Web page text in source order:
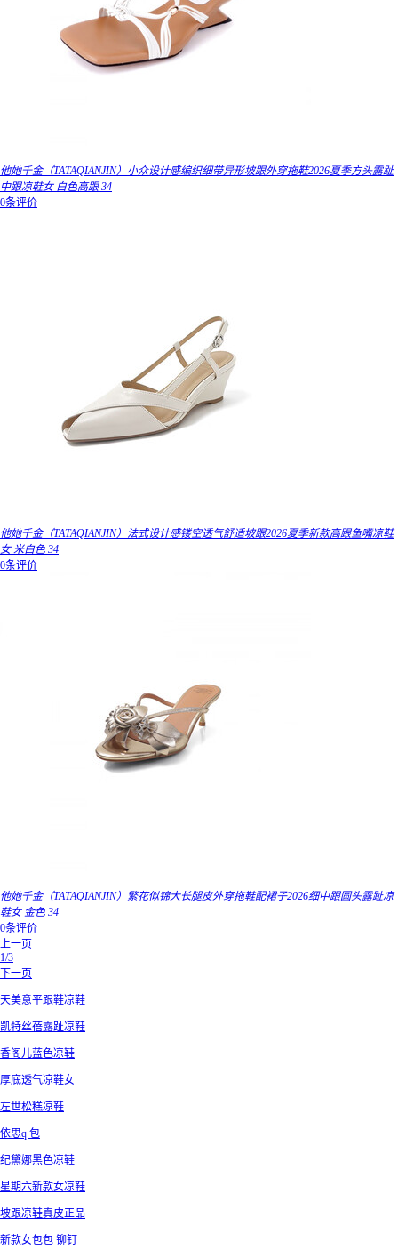
他她千金（TATAQIANJIN）小众设计感编织细带异形坡跟外穿拖鞋2026夏季方头露趾
中跟凉鞋女 白色高跟 34
0条评价
他她千金（TATAQIANJIN）法式设计感镂空透气舒适坡跟2026夏季新款高跟鱼嘴凉鞋
女 米白色 34
0条评价
他她千金（TATAQIANJIN）繁花似锦大长腿皮外穿拖鞋配裙子2026细中跟圆头露趾凉
鞋女 金色 34
0条评价
上一页
1/3
下一页
天美意平跟鞋凉鞋
凯特丝蓓露趾凉鞋
香阁儿蓝色凉鞋
厚底透气凉鞋女
左世松糕凉鞋
依思q 包
纪黛娜黑色凉鞋
星期六新款女凉鞋
坡跟凉鞋真皮正品
新款女包包 铆钉